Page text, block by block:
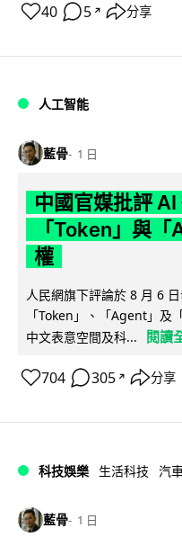
40 5 ↗ 分享
人工智能
藍骨 1 日
中國官媒批評
「Token」與
權
人民網旗下評論於 8 月 6
「Token」、「Agent」及
中文表意空間及科...
閱讀
704 305 ↗ 分享
科技娛樂 生活科技 汽
藍骨 1 日